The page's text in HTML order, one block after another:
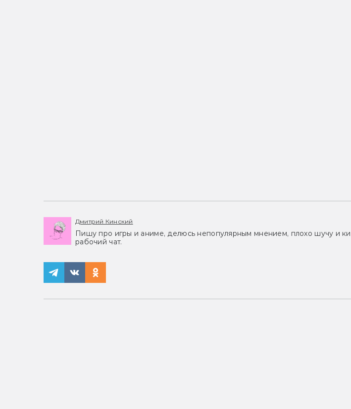
Дмитрий Кинский
Пишу про игры и аниме, делюсь непопулярным мнением, плохо шучу и
рабочий чат.